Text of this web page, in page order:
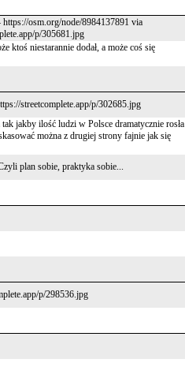
osm.org/node/8984137891 via
p/305681.jpg
ktoś niestarannie dodał, a może coś się
streetcomplete.app/p/302685.jpg
jakby ilość ludzi w Polsce dramatycznie rosła
można z drugiej strony fajnie jak się
plan sobie, praktyka sobie...
p/298536.jpg